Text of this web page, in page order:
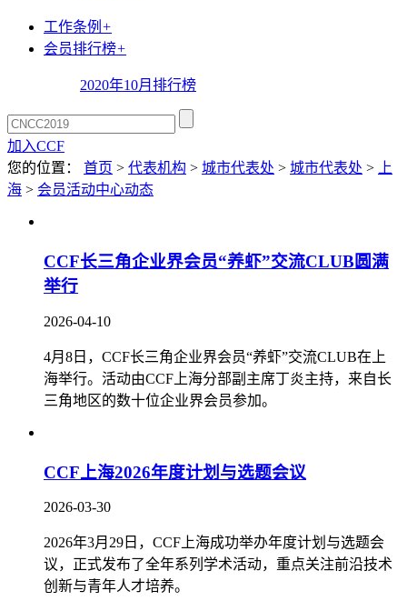
工作条例 +
会员排行榜+
2020年10月排行榜
加入CCF
您的位置： 首页 > 代表机构 > 城市代表处 > 城市代表处 > 上
海 > 会员活动中心动态
CCF长三角企业界会员“养虾”交流CLUB圆满
举行
2026-04-10
4月8日，CCF长三角企业界会员“养虾”交流CLUB在上
海举行。活动由CCF上海分部副主席丁炎主持，来自长
三角地区的数十位企业界会员参加。
CCF上海2026年度计划与选题会议
2026-03-30
​2026年3月29日，CCF上海成功举办年度计划与选题会
议，正式发布了全年系列学术活动，重点关注前沿技术
创新与青年人才培养。